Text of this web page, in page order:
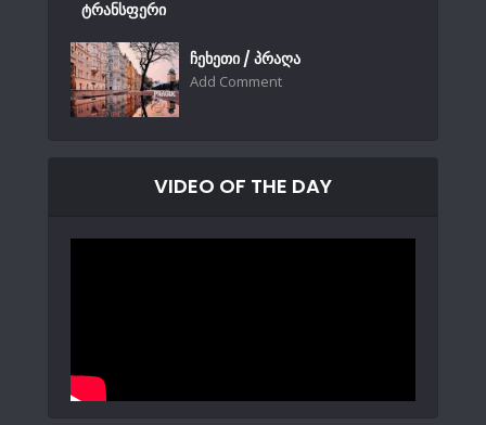
ტრანსფერი
ჩეხეთი / პრაღა
Add Comment
VIDEO OF THE DAY